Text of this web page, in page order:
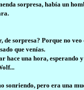
sorpresa, había un
sorpresa? Porque no
que venías.
una hora, esperando
sonriendo, pero era una